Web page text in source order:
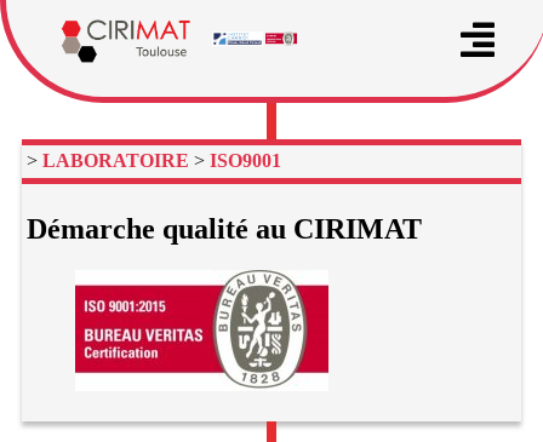
>LABORATOIRE >ISO9001
Démarche qualité au CIRIMAT